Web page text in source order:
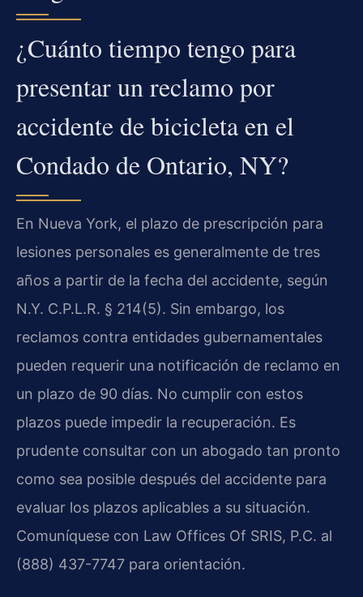
¿Cuánto tiempo tengo para
presentar un reclamo por
accidente de bicicleta en el
Condado de Ontario, NY?
En Nueva York, el plazo de prescripción para
lesiones personales es generalmente de tres
años a partir de la fecha del accidente, según
N.Y. C.P.L.R. § 214(5). Sin embargo, los
reclamos contra entidades gubernamentales
pueden requerir una notificación de reclamo en
un plazo de 90 días. No cumplir con estos
plazos puede impedir la recuperación. Es
prudente consultar con un abogado tan pronto
como sea posible después del accidente para
evaluar los plazos aplicables a su situación.
Comuníquese con Law Offices Of SRIS, P.C. al
(888) 437-7747 para orientación.